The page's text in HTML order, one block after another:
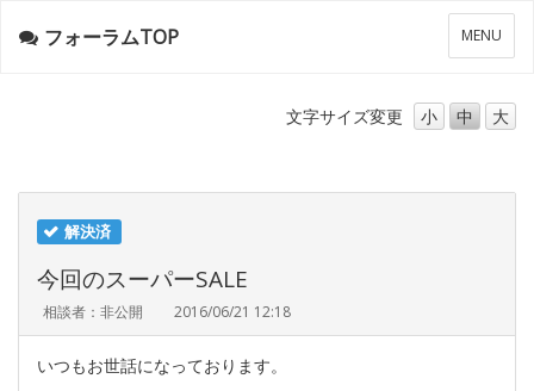
メ
ニ
ー
MENU
フォーラムTOP
文字サイズ変更 小 中 大
解決済
今回のスーパーSALE
相談者：非公開 2016/06/21 12:18
いつもお世話になっております。